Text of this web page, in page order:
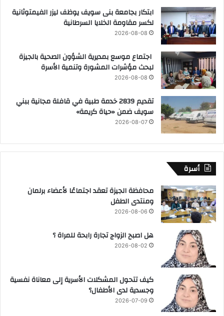
ابتكار بجامعة بنى سويف يوظف ليزر الفيمتوثانية
لكسر مقاومة الخلايا السرطانية
2026-08-08
اجتماع موسع بمديرية الشؤون الصحية بالجيزة
لبحث مؤشرات المشورة وتنمية الأسرة
2026-08-08
تقديم 2839 خدمة طبية في قافلة مجانية ببني
سويف ضمن «حياة كريمة»
2026-08-07
أسرة
محافظة الجيزة تعقد اجتماعًا لأعضاء برلمان
ومنتدى الطفل
2026-08-06
هل اصبح الزواج تجارة رابحة للمراة ؟
2026-08-02
كيف تتحول المشكلات الأسرية إلى معاناة نفسية
وجسدية لدى الأطفال؟
2026-07-09